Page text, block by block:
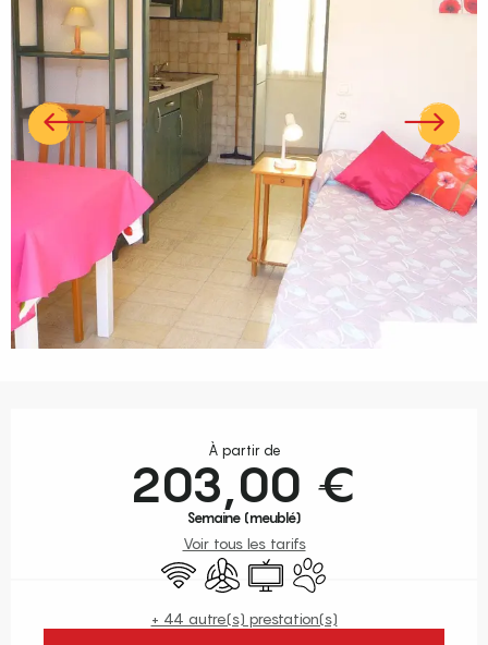
À partir de
203,00 €
Semaine (meublé)
Voir tous les tarifs
WiFi Air conditionné
TélévisionAnimaux acceptés
+ 44 autre(s) prestation(s)